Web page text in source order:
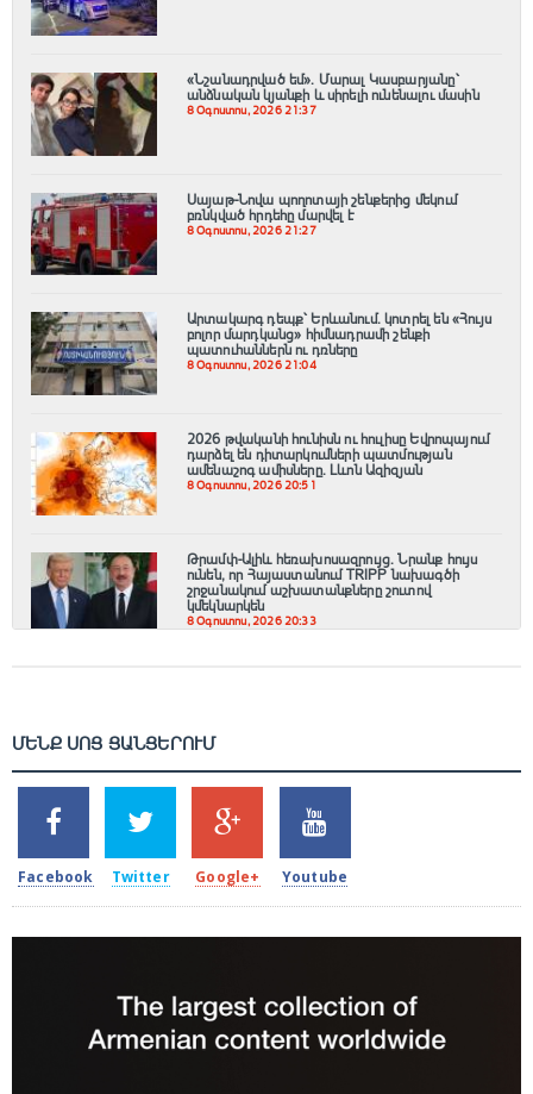
«Նշանադրված եմ». Մարալ Կասբարյանը՝
անձնական կյանքի և սիրելի ունենալու մասին
8 Օգոստոս, 2026 21:37
Սայաթ-Նովա պողոտայի շենքերից մեկում
բռնկված հրդեհը մարվել է
8 Օգոստոս, 2026 21:27
Արտակարգ դեպք՝ Երևանում․ կոտրել են «Հույս
բոլոր մարդկանց» հիմնադրամի շենքի
պատուհաններն ու դռները
8 Օգոստոս, 2026 21:04
2026 թվականի հունիսն ու հուլիսը Եվրոպայում
դարձել են դիտարկումների պատմության
ամենաշոգ ամիսները․ Լևոն Ազիզյան
8 Օգոստոս, 2026 20:51
Թրամփ-Ալիև հեռախոսազրույց. Նրանք հույս
ունեն, որ Հայաստանում TRIPP նախագծի
շրջանակում աշխատանքները շուտով
կմեկնարկեն
8 Օգոստոս, 2026 20:33
ՄԵՆՔ ՍՈՑ ՑԱՆՑԵՐՈՒՄ
2k
SHARES
Facebook
1.5k
TWEETS
Twitter
203
SHARES
Google+
620
SHARES
Youtube